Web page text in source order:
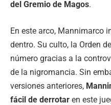
del Gremio de Magos.
En este arco, Mannimarco
dentro. Su culto, la Orden
número gracias a la
de la nigromancia. Sin
versiones anteriores,
fácil de derrotar en este